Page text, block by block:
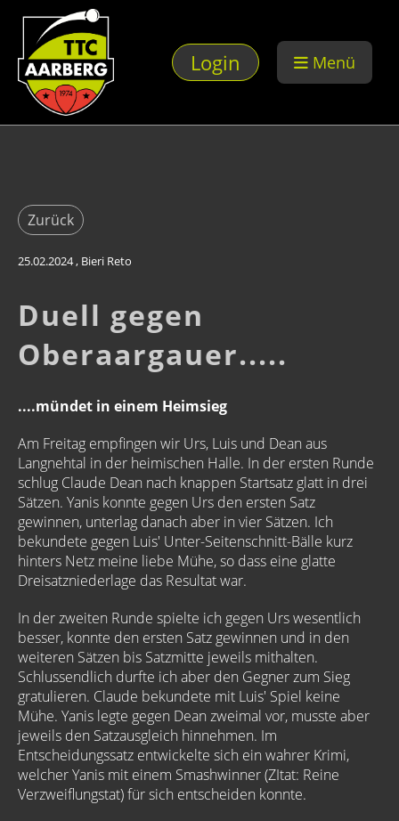
Login Menü
Zurück
25.02.2024, Bieri Reto
Duell gegen
Oberaargauer.....
....mündet in einem Heimsieg
Am Freitag empfingen wir Urs, Luis und Dean aus
Langnehtal in der heimischen Halle. In der ersten Runde
schlug Claude Dean nach knappen Startsatz glatt in drei
Sätzen. Yanis konnte gegen Urs den ersten Satz
gewinnen, unterlag danach aber in vier Sätzen. Ich
bekundete gegen Luis' Unter-Seitenschnitt-Bälle kurz
hinters Netz meine liebe Mühe, so dass eine glatte
Dreisatzniederlage das Resultat war.
In der zweiten Runde spielte ich gegen Urs wesentlich
besser, konnte den ersten Satz gewinnen und in den
weiteren Sätzen bis Satzmitte jeweils mithalten.
Schlussendlich durfte ich aber den Gegner zum Sieg
gratulieren. Claude bekundete mit Luis' Spiel keine
Mühe. Yanis legte gegen Dean zweimal vor, musste aber
jeweils den Satzausgleich hinnehmen. Im
Entscheidungssatz entwickelte sich ein wahrer Krimi,
welcher Yanis mit einem Smashwinner (ZItat: Reine
Verzweiflungstat) für sich entscheiden konnte.